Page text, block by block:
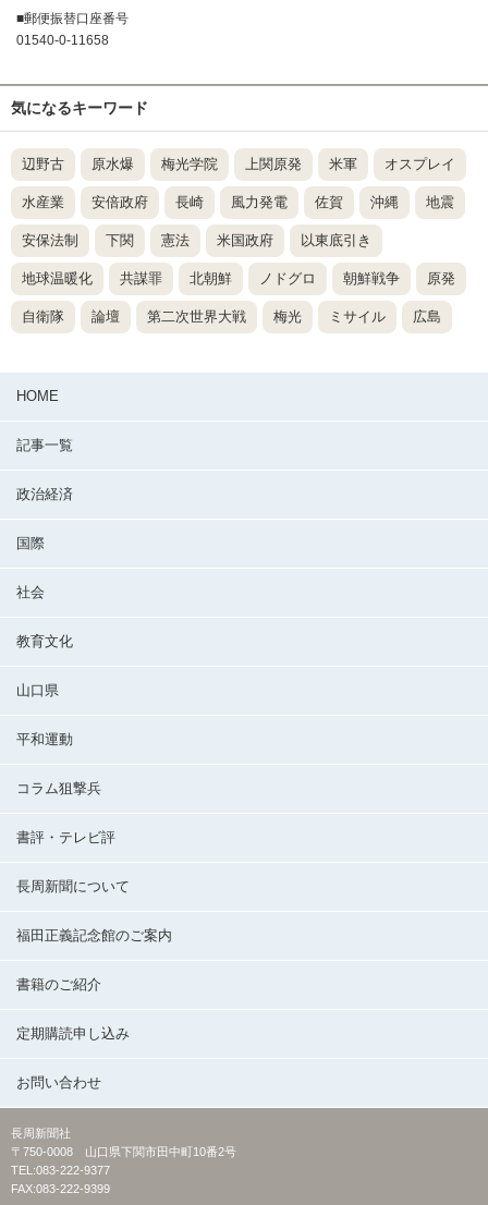
■郵便振替口座番号
01540-0-11658
気になるキーワード
辺野古 原水爆 梅光学院 上関原発 米軍 オスプレイ
水産業 安倍政府 長崎 風力発電 佐賀 沖縄 地震
安保法制 下関 憲法 米国政府 以東底引き
地球温暖化 共謀罪 北朝鮮 ノドグロ 朝鮮戦争 原発
自衛隊 論壇 第二次世界大戦 梅光 ミサイル 広島
HOME
記事一覧
政治経済
国際
社会
教育文化
山口県
平和運動
コラム狙撃兵
書評・テレビ評
長周新聞について
福田正義記念館のご案内
書籍のご紹介
定期購読申し込み
お問い合わせ
長周新聞社
〒750-0008 山口県下関市田中町10番2号
TEL:083-222-9377
FAX:083-222-9399